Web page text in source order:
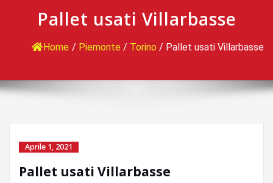
Pallet usati Villarbasse
Home / Piemonte / Torino / Pallet usati Villarbasse
Aprile 1, 2021
Pallet usati Villarbasse